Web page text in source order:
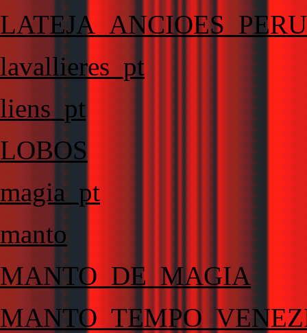
lavallieres_pt
liens_pt
LOBOS
magia_pt
manto
MANTO_DE_MAGIA